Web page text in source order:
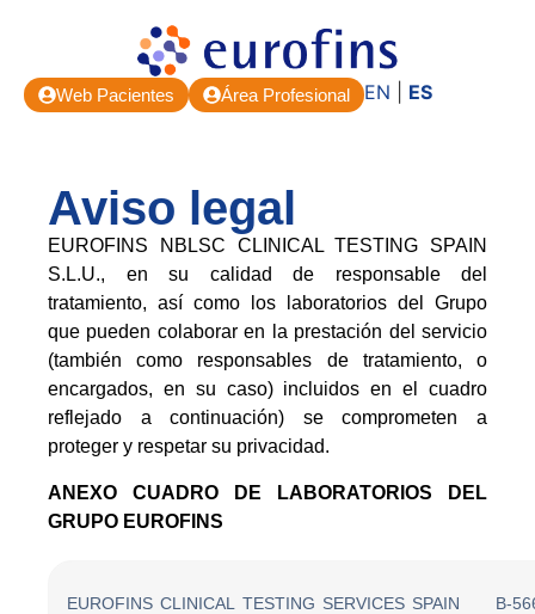
Web Pacientes Área Profesional EN ES
Aviso legal
EUROFINS NBLSC CLINICAL TESTING SPAIN
S.L.U., en su calidad de responsable del
tratamiento, así como los laboratorios del Grupo
que pueden colaborar en la prestación del servicio
(también como responsables de tratamiento, o
encargados, en su caso) incluidos en el cuadro
reflejado a continuación) se comprometen a
proteger y respetar su privacidad.
ANEXO CUADRO DE LABORATORIOS DEL
GRUPO EUROFINS
EUROFINS CLINICAL TESTING SERVICES SPAIN
B-